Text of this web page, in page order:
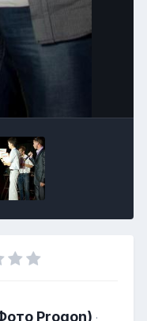
Progon) ·